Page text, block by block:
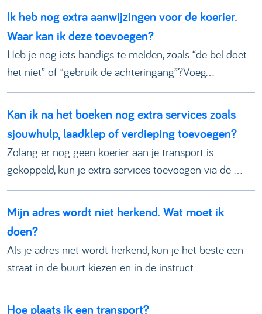
Ik heb nog extra aanwijzingen voor de koerier.
Waar kan ik deze toevoegen?
Heb je nog iets handigs te melden, zoals “de bel doet
het niet” of “gebruik de achteringang”?Voeg...
Kan ik na het boeken nog extra services zoals
sjouwhulp, laadklep of verdieping toevoegen?
Zolang er nog geen koerier aan je transport is
gekoppeld, kun je extra services toevoegen via de ...
Mijn adres wordt niet herkend. Wat moet ik
doen?
Als je adres niet wordt herkend, kun je het beste een
straat in de buurt kiezen en in de instruct...
Hoe plaats ik een transport?